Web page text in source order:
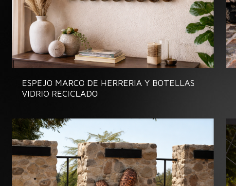
ESPEJO MARCO DE HERRERIA Y BOTELLAS
VIDRIO RECICLADO